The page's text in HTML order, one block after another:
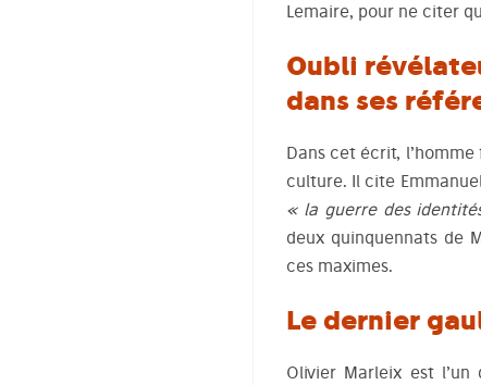
Lemaire, pour ne citer
Oubli
dans ses
Dans cet écrit,
culture. Il cite
« la guerre des
deux quinquennats de
ces maximes.
Le dernier
Olivier Marleix est